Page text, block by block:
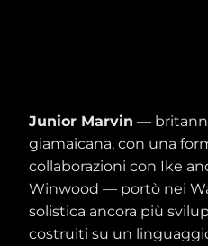
Junior Marvin —
giamaicana, con una
collaborazioni con Ike
Winwood — portò nei
solistica ancora più
costruiti su un